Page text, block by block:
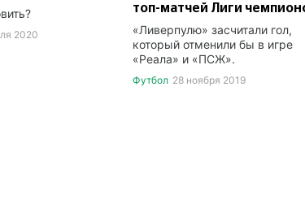
2020
топ-матчей Лиги
«Ливерпулю» засчитали гол,
который отменили бы в игре
«Реала» и «ПСЖ».
Футбол 28 ноября 2019